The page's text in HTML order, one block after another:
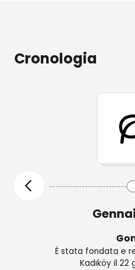
Cronologia
a Istanbul
Ha avviato
campo della